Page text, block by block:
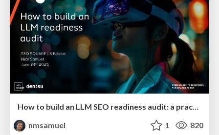
How to build an LLM SEO readiness audit: a practical framework
nmsamuel
1 820